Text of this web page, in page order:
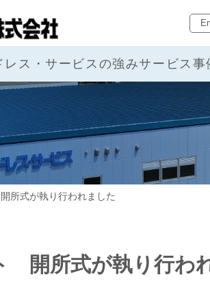
レス・サービスの強みサービス 事
所式が執り行われました
開所式が執り行わ